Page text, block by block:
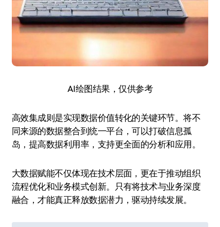
AI绘图结果，仅供参考
高效集成则是实现数据价值转化的关键环节。将不
同来源的数据整合到统一平台，可以打破信息孤
岛，提高数据利用率，支持更全面的分析和应用。
大数据赋能不仅体现在技术层面，更在于推动组织
流程优化和业务模式创新。只有将技术与业务深度
融合，才能真正释放数据潜力，驱动持续发展。